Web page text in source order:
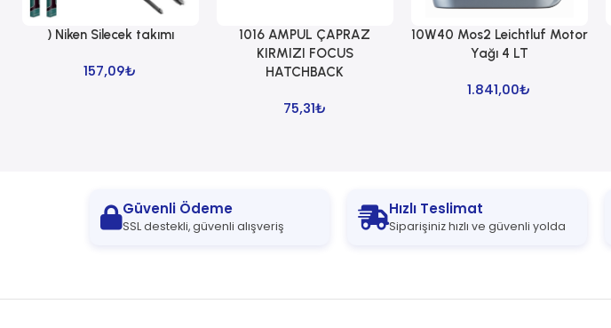
Sepete Ekle
) Niken Silecek takımı
157,09₺
Sepete Ekle
1016 AMPUL ÇAPRAZ
KIRMIZI FOCUS
HATCHBACK
75,31₺
Sepete Ekle
10W40 Mos2 Leichtluf Motor
Yağı 4 LT
1.841,00₺
Güvenli Ödeme
SSL destekli, güvenli alışveriş
Hızlı Teslimat
Siparişiniz hızlı ve güvenli yolda